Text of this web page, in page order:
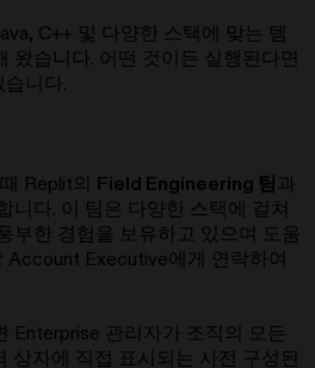
C++ 및 다양한 스택에 맞는 템
왔습니다. 어떤 것이든 실행된다면
니다.
Replit의 Field Engineering 팀 과
니다. 이 팀은 다양한 스택에 걸쳐
부한 경험을 보유하고 있으며 도움
Account Executive에게 연락하여
Enterprise 관리자가 조직의 모든
상자에 직접 표시되는 사전 구성된